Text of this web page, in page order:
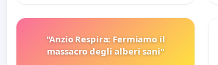
"Anzio Respira: Fermiamo il
massacro degli alberi sani"